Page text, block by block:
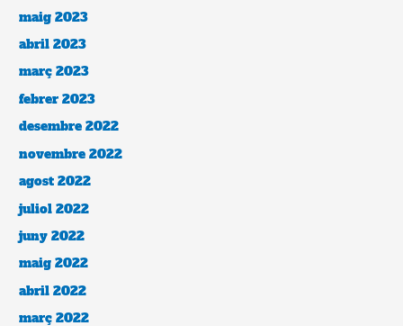
maig 2023
abril 2023
març 2023
febrer 2023
desembre 2022
novembre 2022
agost 2022
juliol 2022
juny 2022
maig 2022
abril 2022
març 2022